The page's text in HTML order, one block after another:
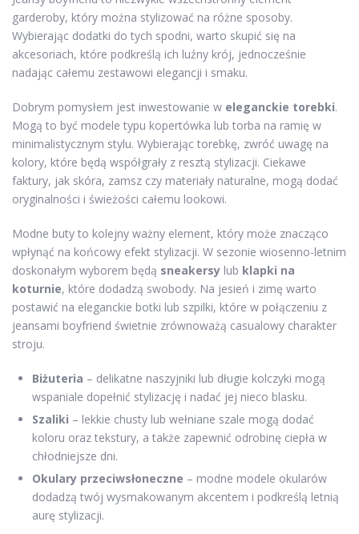
garderoby, który można stylizować na różne sposoby.
Wybierając dodatki do tych spodni, warto skupić się na
akcesoriach, które podkreślą ich luźny krój, jednocześnie
nadając całemu zestawowi elegancji i smaku.
Dobrym pomysłem jest inwestowanie w eleganckie torebki.
Mogą to być modele typu kopertówka lub torba na ramię w
minimalistycznym stylu. Wybierając torebkę, zwróć uwagę na
kolory, które będą współgrały z resztą stylizacji. Ciekawe
faktury, jak skóra, zamsz czy materiały naturalne, mogą dodać
oryginalności i świeżości całemu lookowi.
Modne buty to kolejny ważny element, który może znacząco
wpłynąć na końcowy efekt stylizacji. W sezonie wiosenno-letnim
doskonałym wyborem będą sneakersy lub klapki na
koturnie, które dodadzą swobody. Na jesień i zimę warto
postawić na eleganckie botki lub szpilki, które w połączeniu z
jeansami boyfriend świetnie zrównoważą casualowy charakter
stroju.
Biżuteria – delikatne naszyjniki lub długie kolczyki mogą
wspaniale dopełnić stylizację i nadać jej nieco blasku.
Szaliki – lekkie chusty lub wełniane szale mogą dodać
koloru oraz tekstury, a także zapewnić odrobinę ciepła w
chłodniejsze dni.
Okulary przeciwsłoneczne – modne modele okularów
dodadzą twój wysmakowanym akcentem i podkreślą letnią
aurę stylizacji.